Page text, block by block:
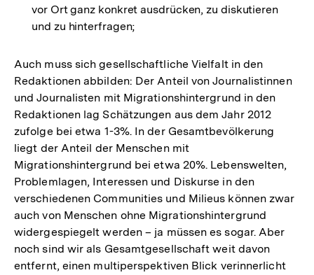
vor Ort ganz konkret ausdrücken, zu diskutieren
und zu hinterfragen;
Auch muss sich gesellschaftliche Vielfalt in den
Redaktionen abbilden: Der Anteil von Journalistinnen
und Journalisten mit Migrationshintergrund in den
Redaktionen lag Schätzungen aus dem Jahr 2012
zufolge bei etwa 1-3%. In der Gesamtbevölkerung
liegt der Anteil der Menschen mit
Migrationshintergrund bei etwa 20%. Lebenswelten,
Problemlagen, Interessen und Diskurse in den
verschiedenen Communities und Milieus können zwar
auch von Menschen ohne Migrationshintergrund
widergespiegelt werden – ja müssen es sogar. Aber
noch sind wir als Gesamtgesellschaft weit davon
entfernt, einen multiperspektiven Blick verinnerlicht